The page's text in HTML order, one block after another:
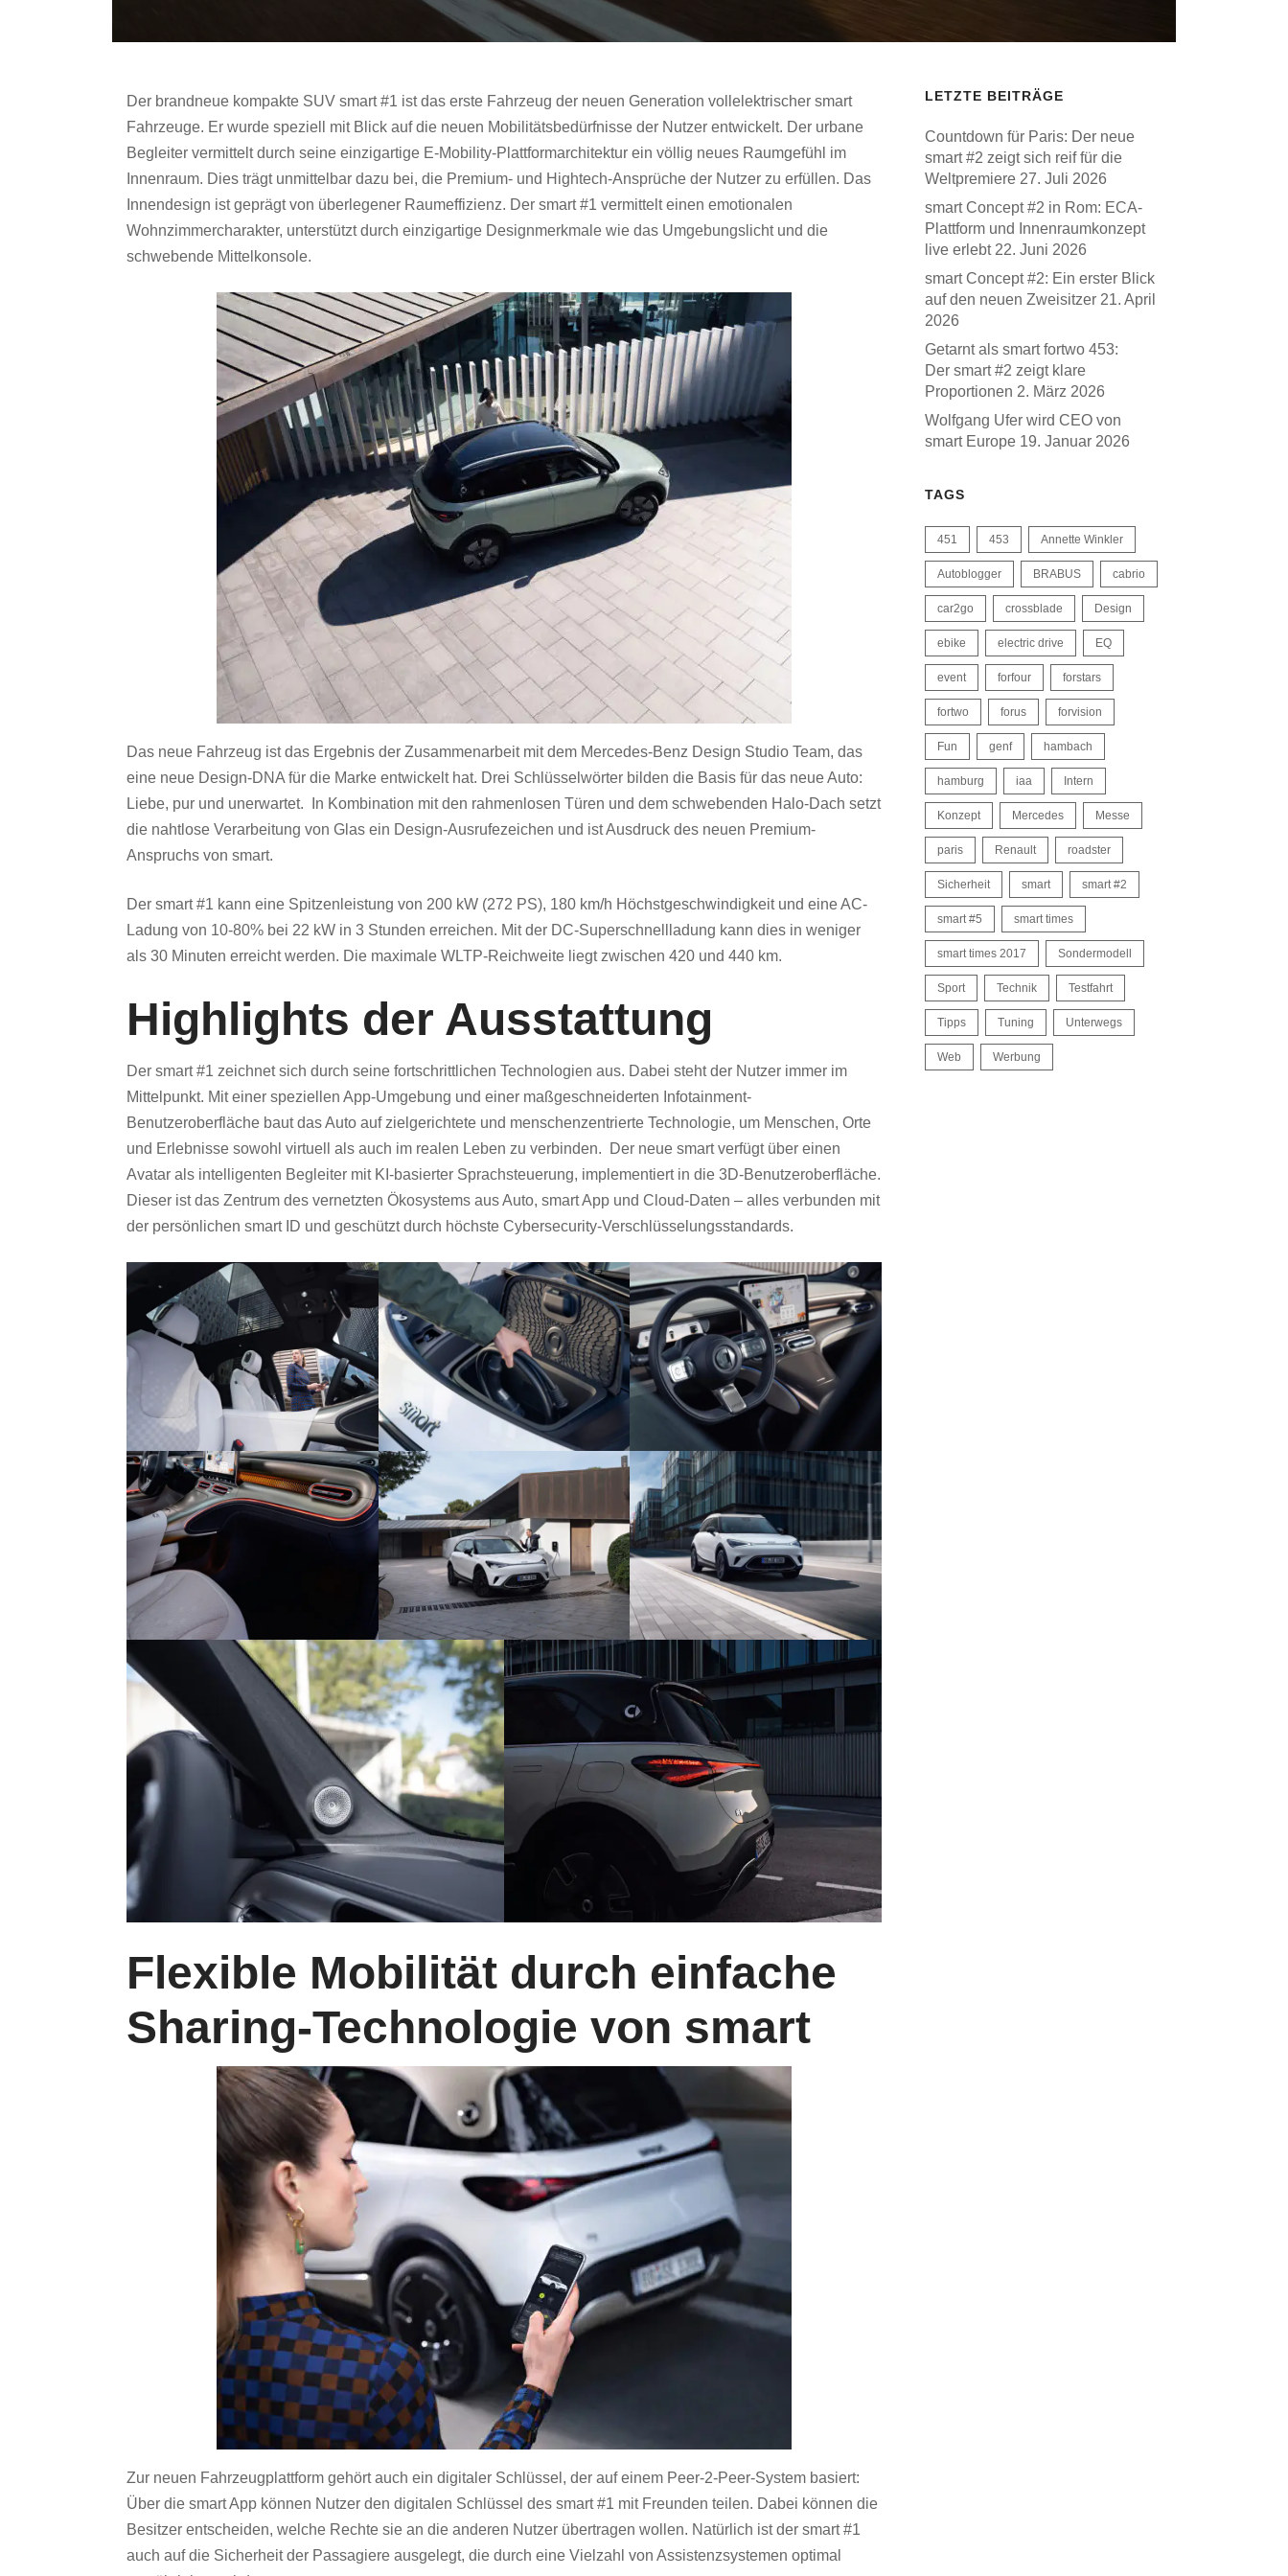
Der brandneue kompakte SUV smart #1 ist das erste Fahrzeug der neuen Generation vollelektrischer smart
Fahrzeuge. Er wurde speziell mit Blick auf die neuen Mobilitätsbedürfnisse der Nutzer entwickelt. Der urbane
Begleiter vermittelt durch seine einzigartige E-Mobility-Plattformarchitektur ein völlig neues Raumgefühl im
Innenraum. Dies trägt unmittelbar dazu bei, die Premium- und Hightech-Ansprüche der Nutzer zu erfüllen. Das
Innendesign ist geprägt von überlegener Raumeffizienz. Der smart #1 vermittelt einen emotionalen
Wohnzimmercharakter, unterstützt durch einzigartige Designmerkmale wie das Umgebungslicht und die
schwebende Mittelkonsole.
Das neue Fahrzeug ist das Ergebnis der Zusammenarbeit mit dem Mercedes-Benz Design Studio Team, das
eine neue Design-DNA für die Marke entwickelt hat. Drei Schlüsselwörter bilden die Basis für das neue Auto:
Liebe, pur und unerwartet. In Kombination mit den rahmenlosen Türen und dem schwebenden Halo-Dach setzt
die nahtlose Verarbeitung von Glas ein Design-Ausrufezeichen und ist Ausdruck des neuen Premium-
Anspruchs von smart.
Der smart #1 kann eine Spitzenleistung von 200 kW (272 PS), 180 km/h Höchstgeschwindigkeit und eine AC-
Ladung von 10-80% bei 22 kW in 3 Stunden erreichen. Mit der DC-Superschnellladung kann dies in weniger
als 30 Minuten erreicht werden. Die maximale WLTP-Reichweite liegt zwischen 420 und 440 km.
Highlights der Ausstattung
Der smart #1 zeichnet sich durch seine fortschrittlichen Technologien aus. Dabei steht der Nutzer immer im
Mittelpunkt. Mit einer speziellen App-Umgebung und einer maßgeschneiderten Infotainment-
Benutzeroberfläche baut das Auto auf zielgerichtete und menschenzentrierte Technologie, um Menschen, Orte
und Erlebnisse sowohl virtuell als auch im realen Leben zu verbinden. Der neue smart verfügt über einen
Avatar als intelligenten Begleiter mit KI-basierter Sprachsteuerung, implementiert in die 3D-Benutzeroberfläche.
Dieser ist das Zentrum des vernetzten Ökosystems aus Auto, smart App und Cloud-Daten – alles verbunden mit
der persönlichen smart ID und geschützt durch höchste Cybersecurity-Verschlüsselungsstandards.
Flexible Mobilität durch einfache
Sharing-Technologie von smart
Zur neuen Fahrzeugplattform gehört auch ein digitaler Schlüssel, der auf einem Peer-2-Peer-System basiert:
Über die smart App können Nutzer den digitalen Schlüssel des smart #1 mit Freunden teilen. Dabei können die
Besitzer entscheiden, welche Rechte sie an die anderen Nutzer übertragen wollen. Natürlich ist der smart #1
auch auf die Sicherheit der Passagiere ausgelegt, die durch eine Vielzahl von Assistenzsystemen optimal
LETZTE BEITRÄGE
Countdown für Paris: Der neue
smart #2 zeigt sich reif für die
Weltpremiere 27. Juli 2026
smart Concept #2 in Rom: ECA-
Plattform und Innenraumkonzept
live erlebt 22. Juni 2026
smart Concept #2: Ein erster Blick
auf den neuen Zweisitzer 21. April
2026
Getarnt als smart fortwo 453:
Der smart #2 zeigt klare
Proportionen 2. März 2026
Wolfgang Ufer wird CEO von
smart Europe 19. Januar 2026
TAGS
451 453 Annette Winkler
Autoblogger BRABUS cabrio
car2go crossblade Design
ebike electric drive EQ
event forfour forstars
fortwo forus forvision
Fun genf hambach
hamburg iaa Intern
Konzept Mercedes Messe
paris Renault roadster
Sicherheit smart smart #2
smart #5 smart times
smart times 2017 Sondermodell
Sport Technik Testfahrt
Tipps Tuning Unterwegs
Web Werbung